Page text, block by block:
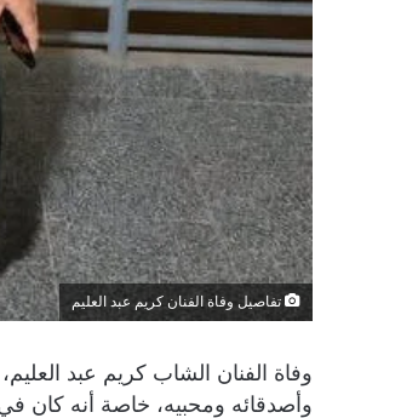
تفاصيل وفاة الفنان كريم عبد العليم
وفاة الفنان الشاب كريم عبد
وأصدقائه ومحبيه، خاصة أنه كان